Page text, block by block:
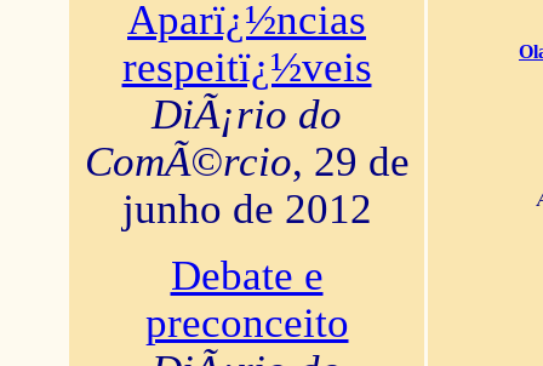
Aparï¿½ncias
respeitï¿½veis
DiÃ¡rio do
ComÃ©rcio, 29 de
junho de 2012
Debate e
preconceito